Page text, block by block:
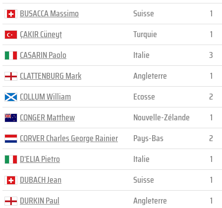
BUSACCA Massimo
ÇAKIR Cüneyt
CASARIN Paolo
CLATTENBURG Mark
COLLUM William
CONGER Matthew
CORVER Charles George Rainier
D'ELIA Pietro
DUBACH Jean
DURKIN Paul
Suisse
1
Turquie
1
Italie
3
Angleterre
1
Ecosse
2
Nouvelle-Zélande
1
Pays-Bas
2
Italie
1
Suisse
1
Angleterre
1